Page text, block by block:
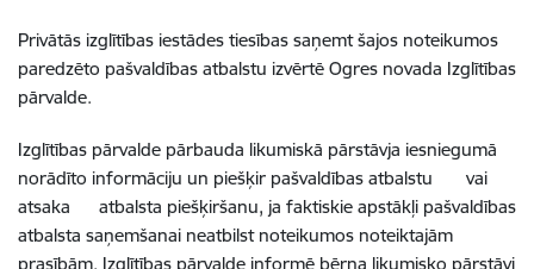
Privātās izglītības iestādes tiesības saņemt šajos noteikumos
paredzēto pašvaldības atbalstu izvērtē Ogres novada Izglītības
pārvalde.
Izglītības pārvalde pārbauda likumiskā pārstāvja iesniegumā
norādīto informāciju un piešķir pašvaldības atbalstu
vai
atsaka
atbalsta piešķiršanu, ja faktiskie apstākļi pašvaldības
atbalsta saņemšanai neatbilst noteikumos noteiktajām
prasībām. Izglītības pārvalde informē bērna likumisko pārstāvi